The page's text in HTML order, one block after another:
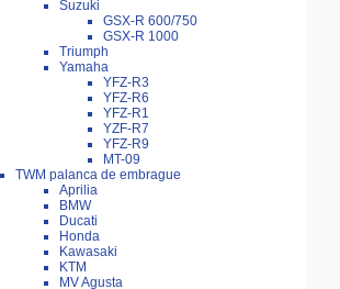
Suzuki
GSX-R 600/750
GSX-R 1000
Triumph
Yamaha
YFZ-R3
YFZ-R6
YFZ-R1
YZF-R7
YFZ-R9
MT-09
TWM palanca de embrague
Aprilia
BMW
Ducati
Honda
Kawasaki
KTM
MV Agusta